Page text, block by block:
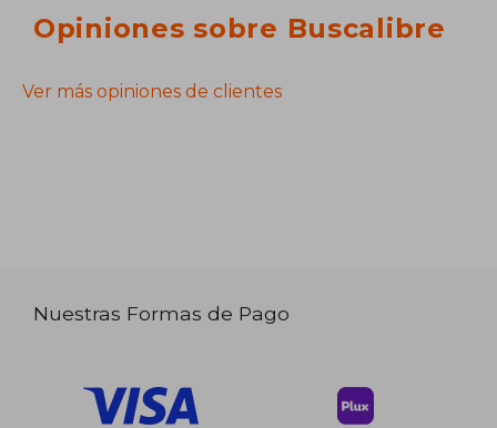
Opiniones sobre Buscalibre
Ver más opiniones de clientes
Nuestras Formas de Pago